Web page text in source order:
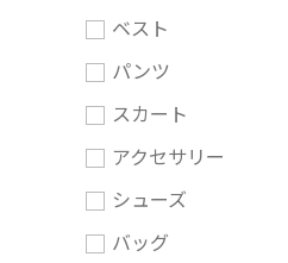
ベスト
パンツ
スカート
アクセサリー
シューズ
バッグ